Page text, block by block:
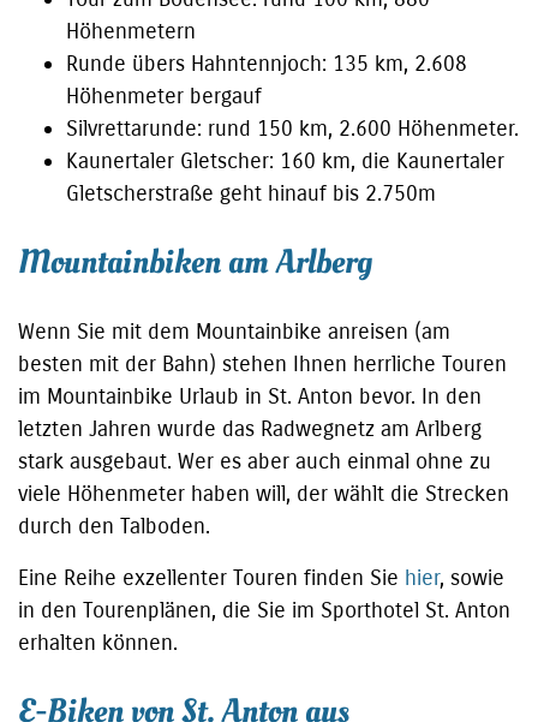
Höhenmetern
Runde übers Hahntennjoch: 135 km, 2.608
Höhenmeter bergauf
Silvrettarunde: rund 150 km, 2.600 Höhenmeter.
Kaunertaler Gletscher: 160 km, die Kaunertaler
Gletscherstraße geht hinauf bis 2.750m
Mountainbiken am Arlberg
Wenn Sie mit dem Mountainbike anreisen (am
besten mit der Bahn) stehen Ihnen herrliche Touren
im Mountainbike Urlaub in St. Anton bevor. In den
letzten Jahren wurde das Radwegnetz am Arlberg
stark ausgebaut. Wer es aber auch einmal ohne zu
viele Höhenmeter haben will, der wählt die Strecken
durch den Talboden.
Eine Reihe exzellenter Touren finden Sie hier, sowie
in den Tourenplänen, die Sie im Sporthotel St. Anton
erhalten können.
E-Biken von St. Anton aus